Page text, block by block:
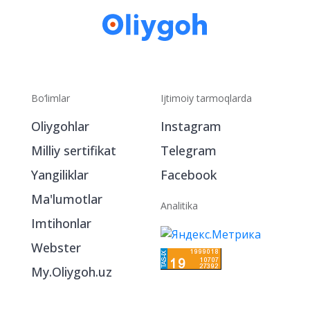
Bo‘limlar
Oliygohlar
Milliy sertifikat
Yangiliklar
Ma'lumotlar
Imtihonlar
Webster
My.Oliygoh.uz
Ijtimoiy tarmoqlarda
Instagram
Telegram
Facebook
Analitika